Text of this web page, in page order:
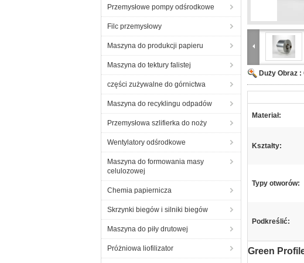
Przemysłowe pompy odśrodkowe
Filc przemysłowy
Maszyna do produkcji papieru
Maszyna do tektury falistej
części zużywalne do górnictwa
Maszyna do recyklingu odpadów
Przemysłowa szlifierka do noży
Wentylatory odśrodkowe
Maszyna do formowania masy
celulozowej
Chemia papiernicza
Skrzynki biegów i silniki biegów
Maszyna do piły drutowej
Próżniowa liofilizator
Duży Obraz :
Materiał:
Kształty:
Typy otworów:
Podkreślić:
Green